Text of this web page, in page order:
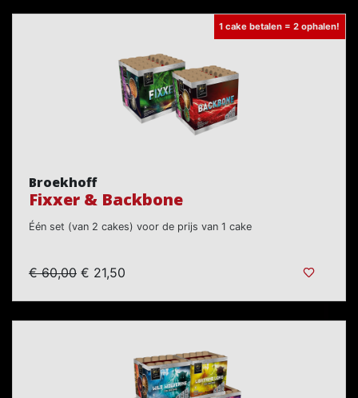
1 cake betalen = 2 ophalen!
Broekhoff
Fixxer & Backbone
Één set (van 2 cakes) voor de prijs van 1 cake
€ 60,00 € 21,50